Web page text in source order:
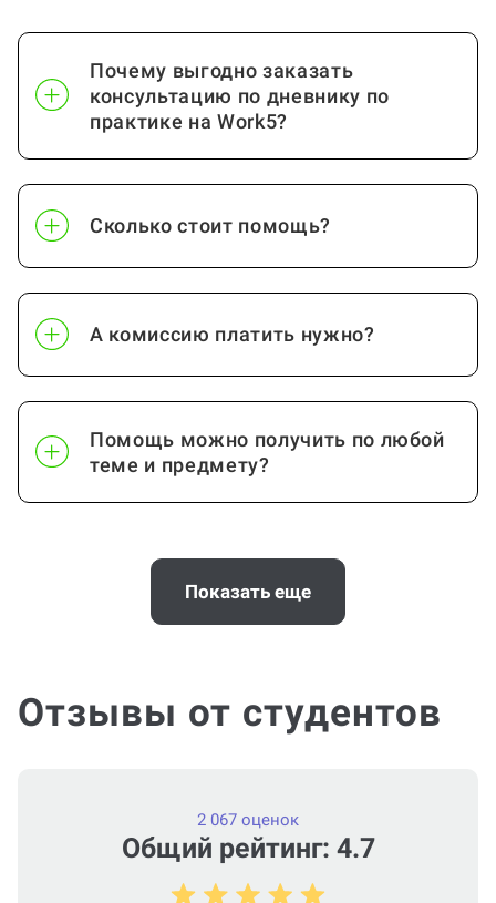
Почему выгодно заказать
консультацию по дневнику по
практике на Work5?
Сколько стоит помощь?
А комиссию платить нужно?
Помощь можно получить по любой
теме и предмету?
Помощь с услугой Дневник по
практике нужна срочно
(консультация по Дневнику по
Как работает гарантия?
Показать еще
Отзывы от студентов
Общий рейтинг: 4.7
2 067 оценок